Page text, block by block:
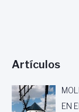
Artículos
EN